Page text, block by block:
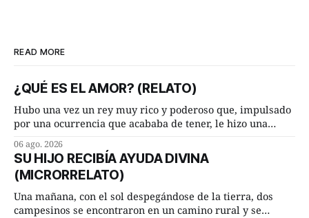
READ MORE
¿QUÉ ES EL AMOR? (RELATO)
Hubo una vez un rey muy rico y poderoso que, impulsado
por una ocurrencia que acababa de tener, le hizo una
Dime, hombre sabio, ¿qué es el amor según tú? Su
consejero, que era muy prudente y astuto le respondió de
inmediato:
06 ago. 2026
SU HIJO RECIBÍA AYUDA DIVINA
(MICRORRELATO)
Una mañana, con el sol despegándose de la tierra, dos
campesinos se encontraron en un camino rural y se